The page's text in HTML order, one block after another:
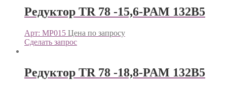
Редуктор TR 78 -15,6-PAM 132B5
Арт: МР015 Цена по запросу
Сделать запрос
Редуктор TR 78 -18,8-PAM 132B5